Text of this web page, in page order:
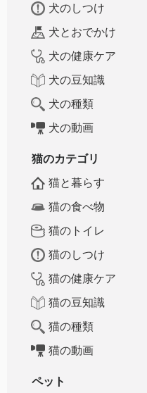
犬のしつけ
犬とおでかけ
犬の健康ケア
犬の豆知識
犬の種類
犬の動画
猫のカテゴリ
猫と暮らす
猫の食べ物
猫のトイレ
猫のしつけ
猫の健康ケア
猫の豆知識
猫の種類
猫の動画
ペット